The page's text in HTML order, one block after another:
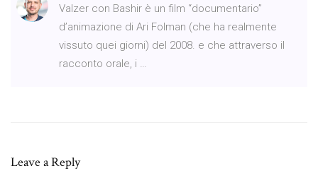
Valzer con Bashir è un film “documentario”
d’animazione di Ari Folman (che ha realmente
vissuto quei giorni) del 2008. e che attraverso il
racconto orale, i …
Leave a Reply